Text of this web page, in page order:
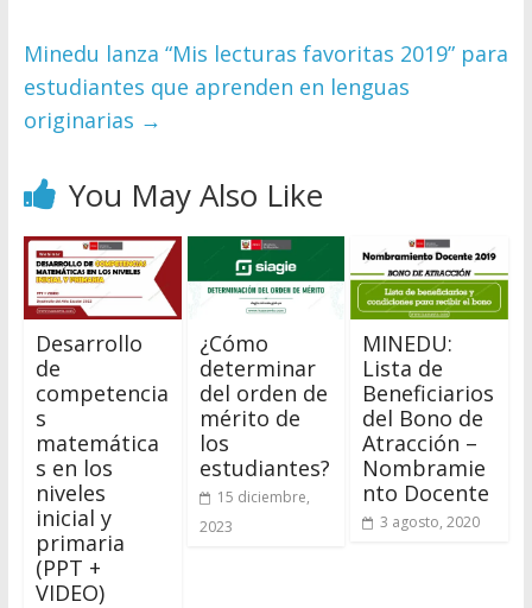
Minedu lanza “Mis lecturas favoritas 2019” para
estudiantes que aprenden en lenguas
originarias →
You May Also Like
Desarrollo
de
competencia
s
matemática
s en los
niveles
inicial y
primaria
(PPT +
VIDEO)
¿Cómo
determinar
del orden de
mérito de
los
estudiantes?
15 diciembre,
2023
MINEDU:
Lista de
Beneficiarios
del Bono de
Atracción –
Nombramie
nto Docente
3 agosto, 2020